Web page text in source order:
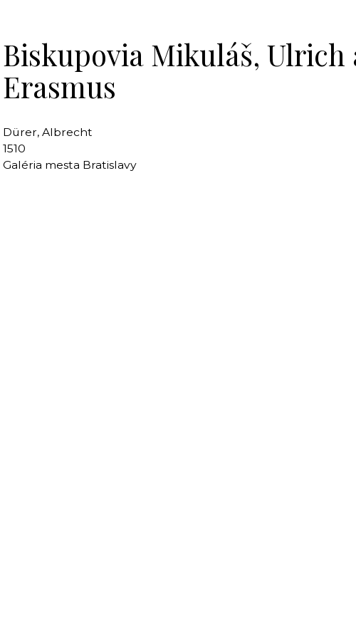
Biskupovia Mikuláš, Ulrich
Erasmus
Dürer, Albrecht
1510
Galéria mesta Bratislavy